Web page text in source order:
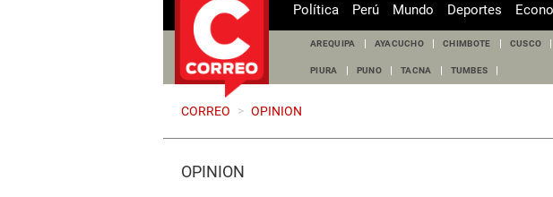
Política Perú Mundo Deportes
AREQUIPA AYACUCHO CHIMBOTE CUSCO
PIURA PUNO TACNA TUMBES
CORREO > OPINION
OPINIÓN